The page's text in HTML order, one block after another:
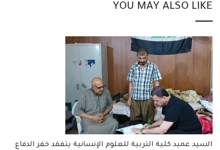
YOU MAY ALSO LIKE
السيد عميد كلية التربية للعلوم الإنسانية يتفقد خفر الدفاع